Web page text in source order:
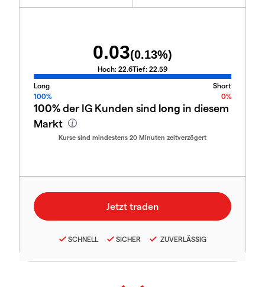
0.03(0.13%)
Hoch: 22.6Tief: 22.59
Long
Short
100%
0%
100%der IG Kunden sind long in diesem
Markt
Kurse sind mindestens 20 Minuten zeitverzögert
SCHNELL SICHER ZUVERLÄSSIG